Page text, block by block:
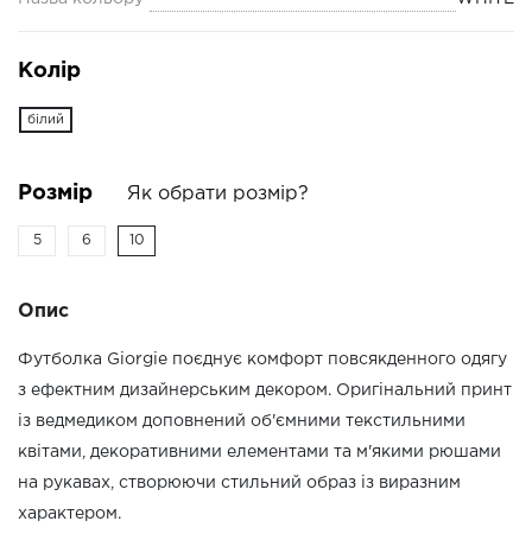
Колір
білий
Розмір Як обрати розмір?
5 6 10
Опис
Футболка Giorgie поєднує комфорт повсякденного одягу
з ефектним дизайнерським декором. Оригінальний принт
із ведмедиком доповнений об'ємними текстильними
квітами, декоративними елементами та м'якими рюшами
на рукавах, створюючи стильний образ із виразним
характером.